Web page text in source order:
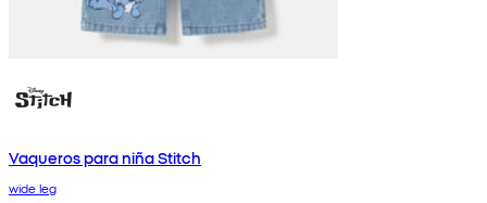
Vaqueros para niña Stitch
wide leg